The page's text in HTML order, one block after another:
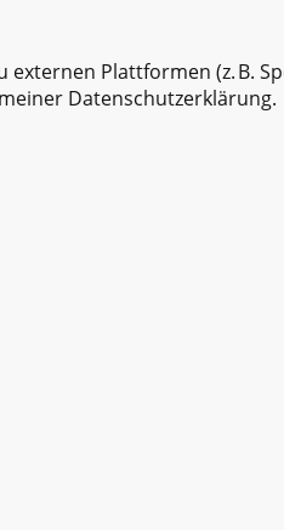
externen Plattformen (z. B.
Datenschutzerklärung.